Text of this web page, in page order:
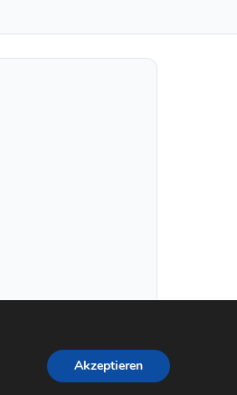
kanarenanzeigen.com
Akzeptieren